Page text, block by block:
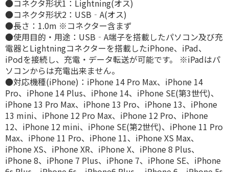
●コネクタ形状1：Lightning(オス)
●コネクタ形状2：USB‐A(オス)
●長さ：1.0m ※コネクター含まず
●使用目的・用途：USB‐A端子を搭載したパソコン及び充
電器とLightningコネクターを搭載したiPhone、iPad、
iPodを接続し、充電・データ転送が可能です。 ※iPadはパ
ソコンからは充電出来ません。
●対応機種(iPhone)：iPhone 14 Pro Max、iPhone 14
Pro、iPhone 14 Plus、iPhone 14、iPhone SE(第3世代)、
iPhone 13 Pro Max、iPhone 13 Pro、iPhone 13、iPhone
13 mini、iPhone 12 Pro Max、iPhone 12 Pro、iPhone
12、iPhone 12 mini、iPhone SE(第2世代)、iPhone 11 Pro
Max、iPhone 11 Pro、iPhone 11、iPhone XS Max、
iPhone XS、iPhone XR、iPhone X、iPhone 8 Plus、
iPhone 8、iPhone 7 Plus、iPhone 7、iPhone SE、iPhone